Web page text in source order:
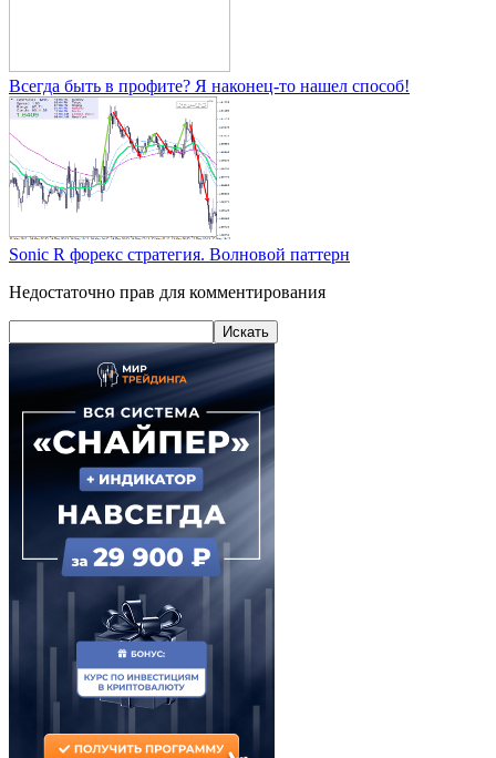
Всегда быть в профите? Я наконец-то нашел способ!
Sonic R форекс стратегия. Волновой паттерн
Недостаточно прав для комментирования